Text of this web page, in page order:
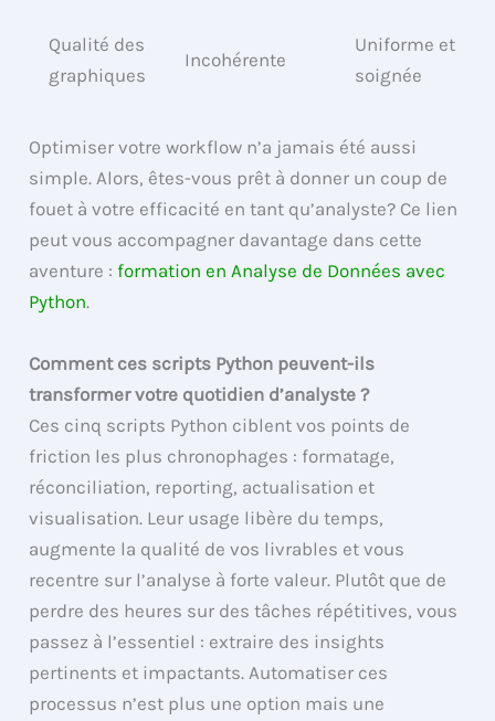
Qualité des
graphiques
Incohérente
Uniforme et
soignée
Optimiser votre workflow n’a jamais été aussi
simple. Alors, êtes-vous prêt à donner un coup de
fouet à votre efficacité en tant qu’analyste? Ce lien
peut vous accompagner davantage dans cette
aventure :formation en Analyse de Données avec
Python.
Comment ces scripts Python peuvent-ils
transformer votre quotidien d’analyste ?
Ces cinq scripts Python ciblent vos points de
friction les plus chronophages : formatage,
réconciliation, reporting, actualisation et
visualisation. Leur usage libère du temps,
augmente la qualité de vos livrables et vous
recentre sur l’analyse à forte valeur. Plutôt que de
perdre des heures sur des tâches répétitives, vous
passez à l’essentiel : extraire des insights
pertinents et impactants. Automatiser ces
processus n’est plus une option mais une